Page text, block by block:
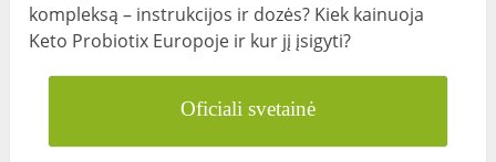
kompleksą – instrukcijos ir dozės? Kiek kainuoja
Keto Probiotix Europoje ir kur jį įsigyti?
Oficiali svetainė